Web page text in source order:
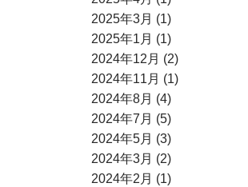
2025年3月 (1)
2025年1月 (1)
2024年12月 (2)
2024年11月 (1)
2024年8月 (4)
2024年7月 (5)
2024年5月 (3)
2024年3月 (2)
2024年2月 (1)